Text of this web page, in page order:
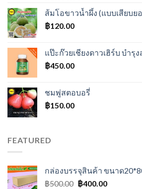
ส้มโอขาวน้ำผึ้ง (แบบเสียบย
฿120.00
แป๊ะก๊วยเชียงดาวเฮิร์บ บำรุ
฿450.00
ชมพู่สตอบอรี่
฿150.00
FEATURED
กล่องบรรจุสินค้า ขนาด
฿500.00 Original
฿400.00Current